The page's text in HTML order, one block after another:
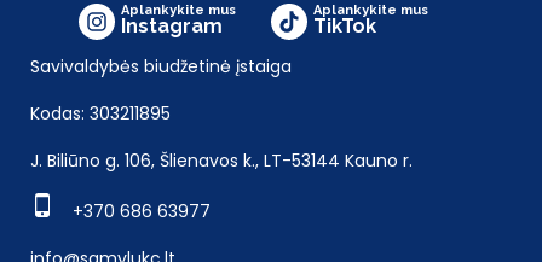
Aplankykite mus
Instagram
Aplankykite mus
TikTok
Savivaldybės biudžetinė įstaiga
Kodas: 303211895
J. Biliūno g. 106, Šlienavos k., LT-53144 Kauno r.
+370 686 63977